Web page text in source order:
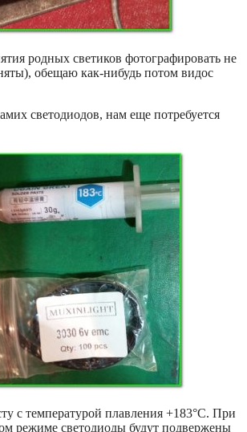
родных светиков фотографировать не
обещаю как-нибудь потом видос
светодиодов, нам еще потребуется
с температурой плавления +183°C. При
режиме светодиоды будут подвержены